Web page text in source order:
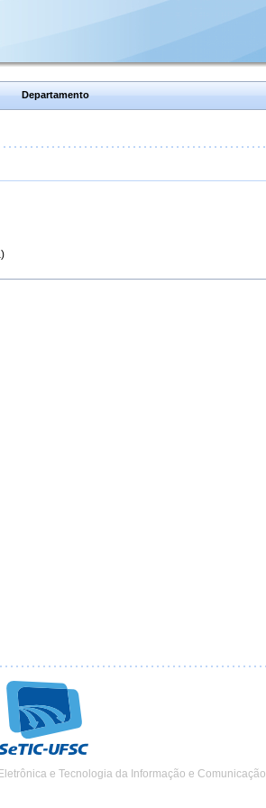
Departamento
e Tecnologia da Informação e Comunicação